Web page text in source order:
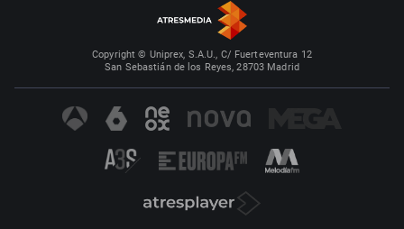
Copyright © Uniprex, S.A.U., C/ Fuerteventura 12
San Sebastián de los Reyes, 28703 Madrid